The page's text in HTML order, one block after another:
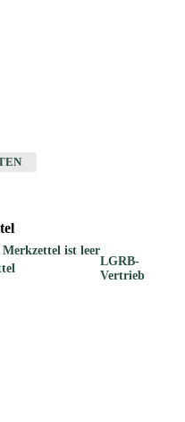
ist leer
LGRB-
Vertrieb